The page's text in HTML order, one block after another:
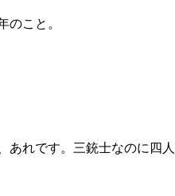
のこと。
あれです。三銃士なのに四人